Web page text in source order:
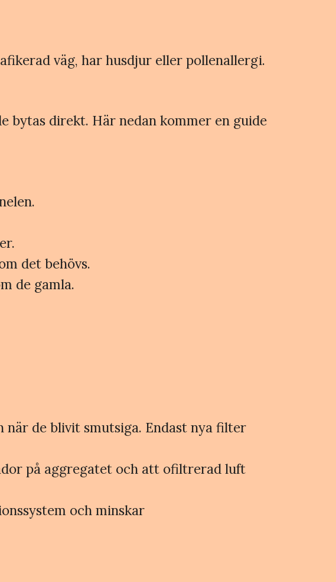
väg, har husdjur eller pollenallergi.
bytas direkt. Här nedan kommer en guide
det behövs.
de gamla.
de blivit smutsiga. Endast nya filter
på aggregatet och att ofiltrerad luft
och minskar